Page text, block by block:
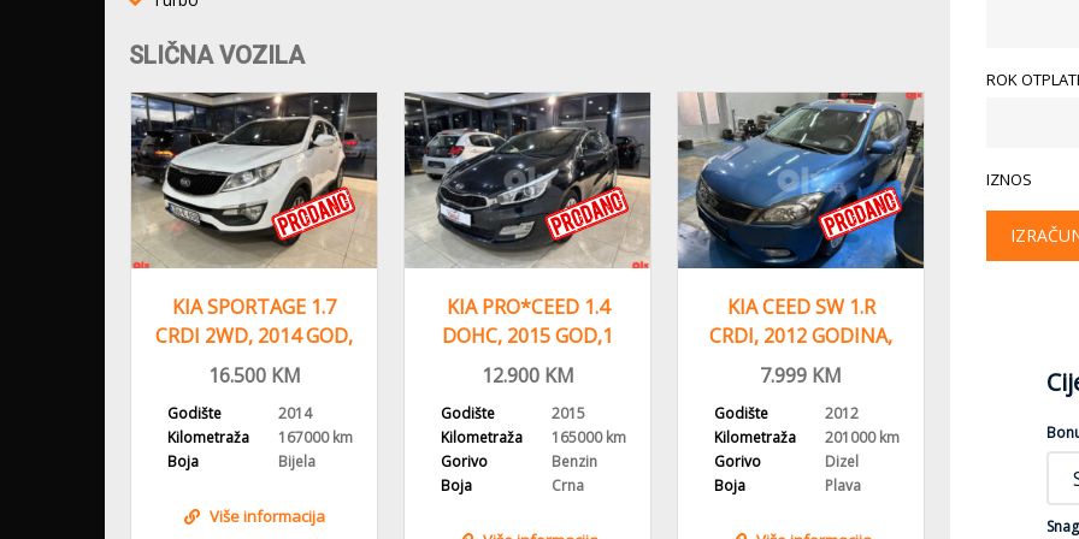
SLIČNA VOZILA
KIA SPORTAGE 1.7
CRDI 2WD, 2014 GOD,
ALU FELGE
16.500KM
Godište
2014
Kilometraža
167000 km
Boja
Bijela
Više informacija
KIA PRO*CEED 1.4
DOHC, 2015 GOD,1
VLASNIK
12.900KM
Godište
2015
Kilometraža
165000 km
Gorivo
Benzin
Boja
Crna
KIA CEED SW 1.R
CRDI, 2012 GODINA,
KLIMA,
7.999 KM
Godište
2012
Kilometraža
201000 km
Gorivo
Dizel
Boja
Plava
KM
Kilometraža
ROK
IZNOS